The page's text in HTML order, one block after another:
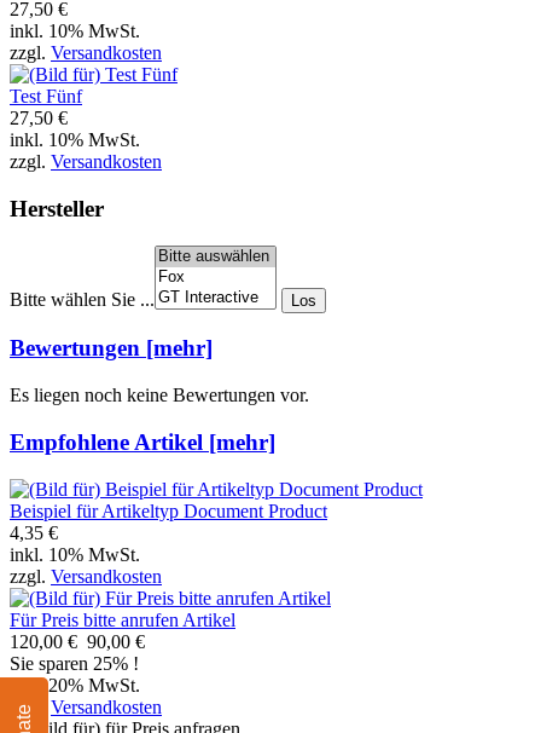
27,50 €
inkl. 10% MwSt.
zzgl. Versandkosten
Test Fünf
27,50 €
inkl. 10% MwSt.
zzgl. Versandkosten
Hersteller
Bitte wählen Sie ...
Bewertungen [mehr]
Es liegen noch keine Bewertungen vor.
Empfohlene Artikel [mehr]
Beispiel für Artikeltyp Document Product
4,35 €
inkl. 10% MwSt.
zzgl. Versandkosten
Für Preis bitte anrufen Artikel
120,00 € 90,00 €
Sie sparen 25% !
inkl. 20% MwSt.
zzgl. Versandkosten